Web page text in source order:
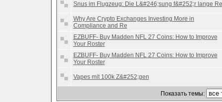
Snus im Flugzeug: Die L&#246;sung f&#252;r lange
Why Are Crypto Exchanges Investing More in
Compliance and Re
EZBUFF- Buy Madden NFL 27 Coins: How to Improve
Your Roster
EZBUFF- Buy Madden NFL 27 Coins: How to Improve
Your Roster
Vapes mit 100k Z&#252;gen
Показать темы: